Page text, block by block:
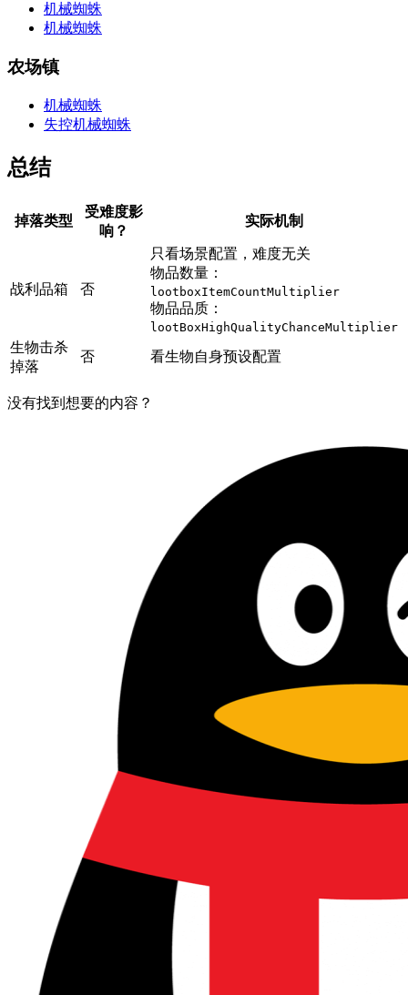
机械蜘蛛
机械蜘蛛
农场镇
机械蜘蛛
失控机械蜘蛛
总结
掉落类型
受难度影
响？
实际机制
战利品箱 否
只看场景配置，难度无关
物品数量：
lootboxItemCountMultiplier
物品品质：
lootBoxHighQualityChanceMultiplier
生物击杀
掉落
否 看生物自身预设配置
没有找到想要的内容？